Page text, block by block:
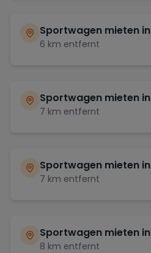
Sportwagen mieten in
6 km entfernt
Sportwagen mieten in
7 km entfernt
Sportwagen mieten in
7 km entfernt
Sportwagen mieten in
8 km entfernt